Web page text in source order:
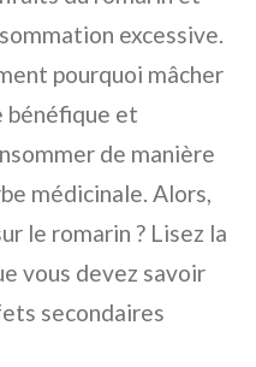
excessive.
pourquoi mâcher
bénéfique et
de manière
médicinale. Alors,
le romarin ? Lisez la
vous devez savoir
secondaires